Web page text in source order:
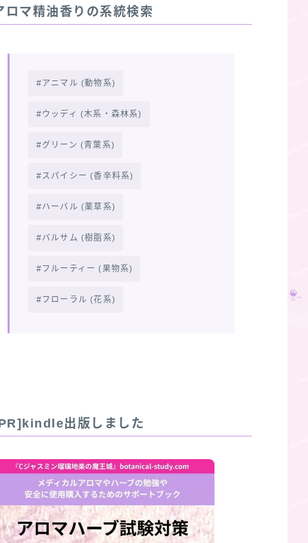
ロマ精油香りの系統検索
アニマル (動物系)
ウッディ (木系・森林系)
グリーン (青葉系)
スパイシー (香辛料系)
ハーバル (薬草系)
バルサム (樹脂系)
フルーティー (果物系)
フローラル (花系)
出版しました